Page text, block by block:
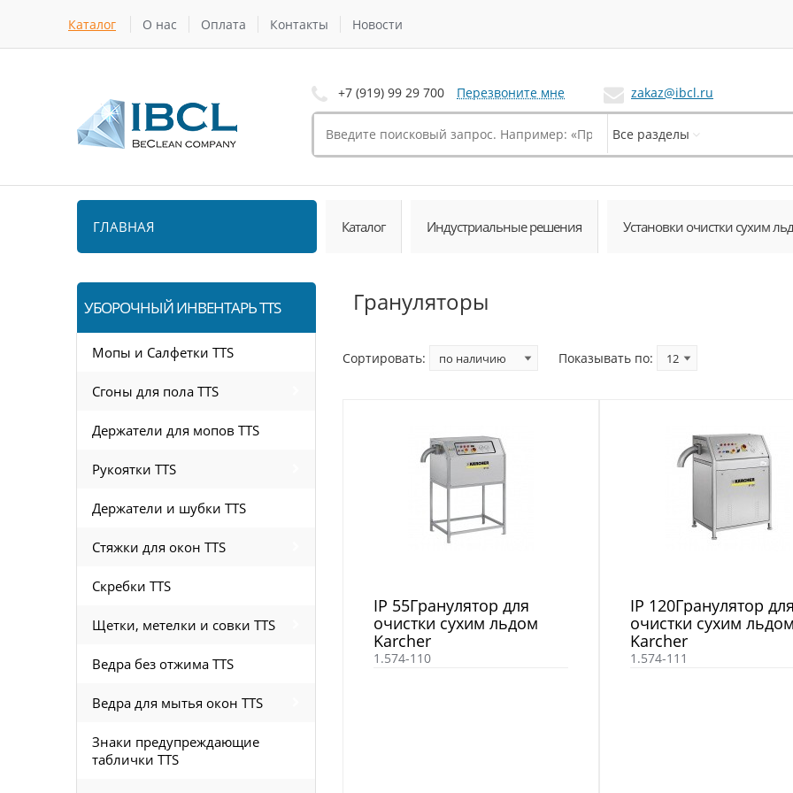
Каталог О нас Оплата Контакты Новости
+7 (919) 99 29 700 Перезвоните мне zakaz@ibcl.ru
Все разделы
ГЛАВНАЯ Каталог Индустриальные решения Установки очистки сухим
УБОРОЧНЫЙ ИНВЕНТАРЬ TTS
Мопы и Салфетки TTS
Сгоны для пола TTS
Держатели для мопов TTS
Рукоятки TTS
Держатели и шубки TTS
Стяжки для окон TTS
Скребки TTS
Щетки, метелки и совки TTS
Ведра без отжима TTS
Ведра для мытья окон TTS
Знаки предупреждающие
таблички TTS
Грануляторы
Сортировать: Показывать по:
IP 55Гранулятор для
очистки сухим льдом
Karcher
1.574-110
IP 120Гранулятор
очистки сухим
Karcher
1.574-111